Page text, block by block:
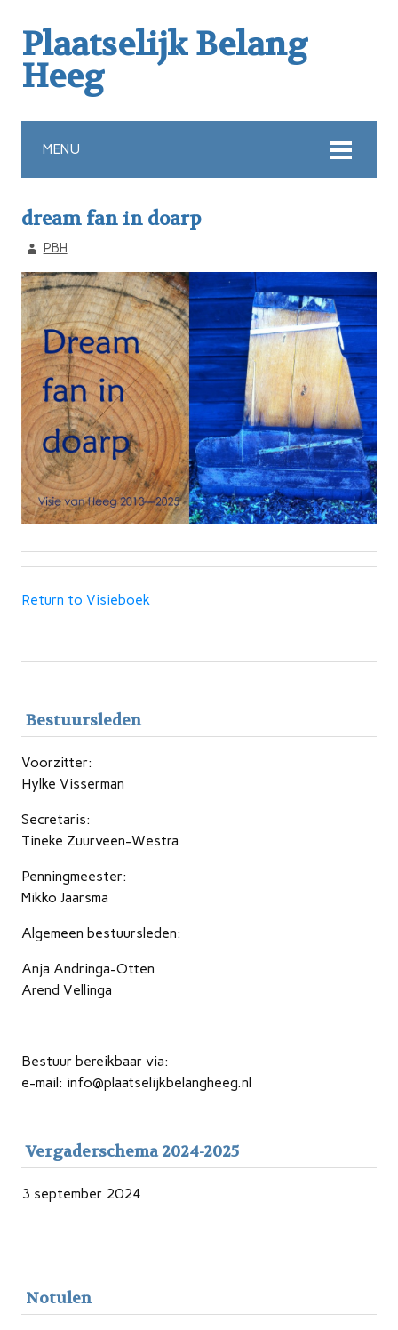
Plaatselijk Belang
Heeg
MENU
dream fan in doarp
PBH
Return to Visieboek
Bestuursleden
Voorzitter:
Hylke Visserman
Secretaris:
Tineke Zuurveen-Westra
Penningmeester:
Mikko Jaarsma
Algemeen bestuursleden:
Anja Andringa-Otten
Arend Vellinga
Bestuur bereikbaar via:
e-mail: info@plaatselijkbelangheeg.nl
Vergaderschema 2024-2025
3 september 2024
Notulen